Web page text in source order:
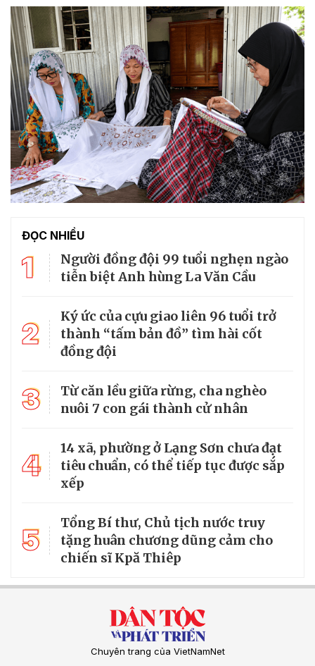
ĐỌC NHIỀU
1
Người đồng đội 99 tuổi nghẹn ngào
tiễn biệt Anh hùng La Văn Cầu
2
Ký ức của cựu giao liên 96 tuổi trở
thành “tấm bản đồ” tìm hài cốt
đồng đội
3
Từ căn lều giữa rừng, cha nghèo
nuôi 7 con gái thành cử nhân
4
14 xã, phường ở Lạng Sơn chưa đạt
tiêu chuẩn, có thể tiếp tục được sắp
xếp
5
Tổng Bí thư, Chủ tịch nước truy
tặng huân chương dũng cảm cho
chiến sĩ Kpă Thiêp
Chuyên trang của VietNamNet